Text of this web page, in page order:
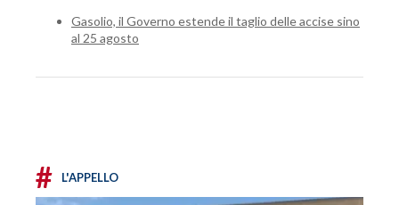
Gasolio, il Governo estende il taglio delle accise sino
al 25 agosto
# L'APPELLO